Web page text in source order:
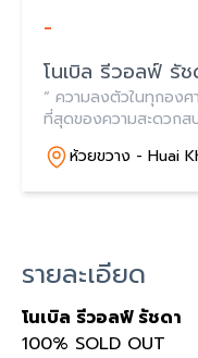
-
โนเบิล รีวอลฟ์ รัช
“ ความลงตัวในทุกอง
ที่สุดของความสะดวก
สมบูรณ์แบบของการใช้
ห้วยขวาง - Huai
รายละเอียด
โนเบิล รีวอลฟ์ รัชดา
100% SOLD OUT